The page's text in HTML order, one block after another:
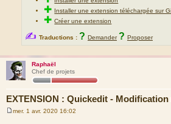
✚ Installer une extension téléchargée sur
✚Créer une extension
✍ Traductions : ? Demander ? Proposer
Raphaël
Chef de projets
EXTENSION : Quickedit - Modification
mer. 1 avr. 2020 16:02